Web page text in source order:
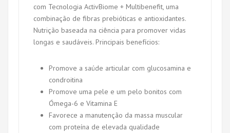
com Tecnologia ActivBiome + Multibenefit, uma
combinação de fibras prebióticas e antioxidantes.
Nutrição baseada na ciência para promover vidas
longas e saudáveis. Principais benefícios:
Promove a saúde articular com glucosamina e
condroitina
Promove uma pele e um pelo bonitos com
Ómega-6 e Vitamina E
Favorece a manutenção da massa muscular
com proteína de elevada qualidade